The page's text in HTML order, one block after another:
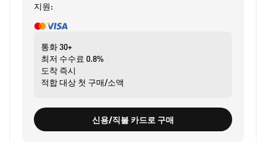
지원:
통화30+
최저 수수료 0.8%
도착 즉시
적합 대상 첫 구매/소액
신용/직불 카드로 구매